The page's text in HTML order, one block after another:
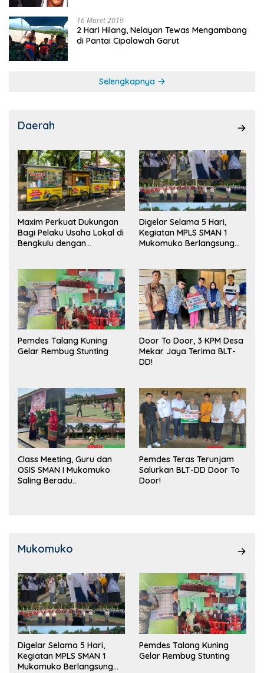
16 Maret 2019
2 Hari Hilang, Nelayan Tewas Mengambang
di Pantai Cipalawah Garut
Selengkapnya
Daerah
Maxim Perkuat Dukungan
Bagi Pelaku Usaha Lokal di
Bengkulu dengan
Pasar
Digelar Selama 5 Hari,
Kegiatan MPLS SMAN 1
Mukomuko Berlangsung
Pemdes Talang Kuning
Gelar Rembug Stunting
Door To Door, 3 KPM Desa
Mekar Jaya Terima BLT-
DD!
Class Meeting, Guru dan
OSIS SMAN I Mukomuko
Saling Beradu
Pemdes Teras Terunjam
Salurkan BLT-DD Door To
Door!
Mukomuko
Digelar Selama 5 Hari,
Kegiatan MPLS SMAN 1
Mukomuko Berlangsung
Pemdes Talang Kuning
Gelar Rembug Stunting